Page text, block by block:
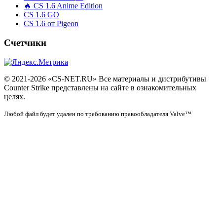
🔥 CS 1.6 Anime Edition
CS 1.6 GO
CS 1.6 от Pigeon
Счетчики
© 2021-2026 «CS-NET.RU» Все материалы и дистрибутивы
Counter Strike представлены на сайте в ознакомительных
целях.
Любой файл будет удален по требованию правообладателя Valve™